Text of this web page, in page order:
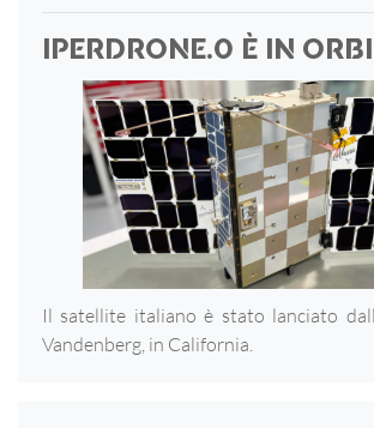
IPERDRONE.0 È IN
Il satellite italiano è stato lanciato
Vandenberg, in California.